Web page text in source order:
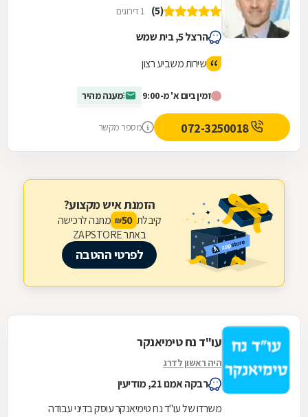
(5) 1 דירוגים
הרצל 5, בית שמש
שירות משביע רצון
זמין ביום א' מ-9:00 מענה מהיר
072-3250018 מספר מקשר
הזמנת איש מקצוע?
קיבלת 50
₪ מתנה לרכישה
באתר ZAPSTORE
לפרטי ההטבה
עו"ד נח טימיאנקר
היה ראשון לדרג
רבקה אמנו 21, מודיעין
משרדו של עו"ד נח טימיאנקר עוסק בדיני עבודה